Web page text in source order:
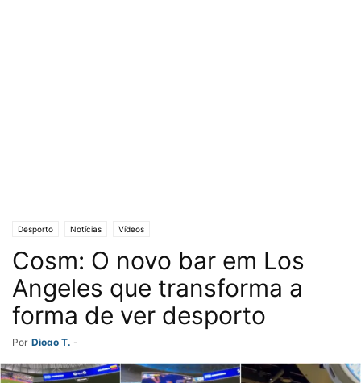
Desporto Notícias Vídeos
Cosm: O novo bar em Los
Angeles que transforma a
forma de ver desporto
Por Diogo T. -